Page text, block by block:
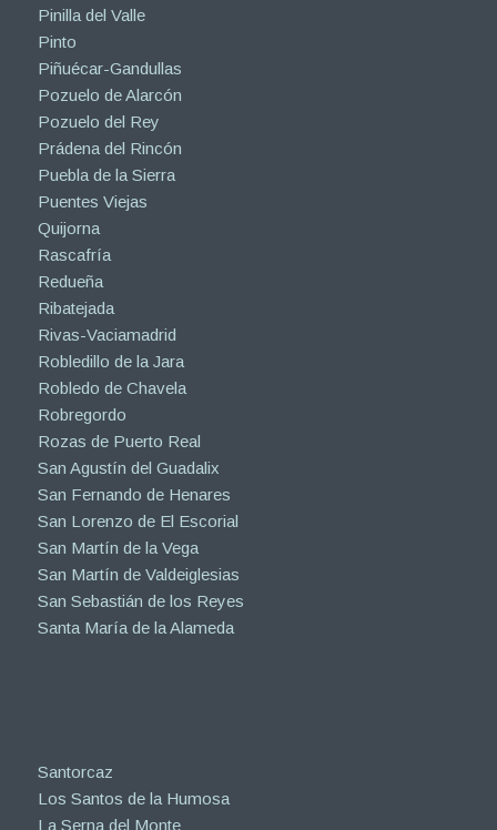
Pinilla del Valle
Pinto
Piñuécar-Gandullas
Pozuelo de Alarcón
Pozuelo del Rey
Prádena del Rincón
Puebla de la Sierra
Puentes Viejas
Quijorna
Rascafría
Redueña
Ribatejada
Rivas-Vaciamadrid
Robledillo de la Jara
Robledo de Chavela
Robregordo
Rozas de Puerto Real
San Agustín del Guadalix
San Fernando de Henares
San Lorenzo de El Escorial
San Martín de la Vega
San Martín de Valdeiglesias
San Sebastián de los Reyes
Santa María de la Alameda
Santorcaz
Los Santos de la Humosa
La Serna del Monte